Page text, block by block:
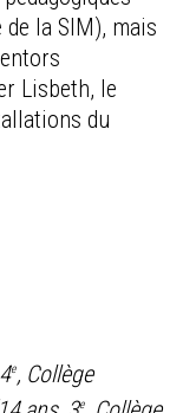
la SIM), mais
Lisbeth, le
du
e, Collège
e